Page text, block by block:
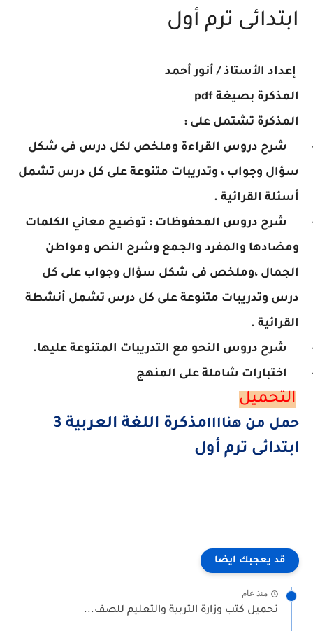
ابتدائى ترم أول
إعداد الأستاذ / أنور أحمد
المذكرة بصيغة pdf
المذكرة تشتمل على :
شرح دروس القراءة وملخص لكل درس فى شكل
سؤال وجواب ، وتدريبات متنوعة على كل درس تشمل
أسئلة القرائية .
شرح دروس المحفوظات : توضيح معاني الكلمات
ومضادها والمفرد والجمع وشرح النص ومواطن
الجمال ،وملخص فى شكل سؤال وجواب على كل
درس وتدريبات متنوعة على كل درس تشمل أنشطة
القرائية .
شرح دروس النحو مع التدريبات المتنوعة عليها.
اختبارات شاملة على المنهج
التحميل
حمل من هناااا
مذكرة اللغة العربية 3
ابتدائى ترم أول
قد يعجبك ايضا
منذ عام
تحميل كتب وزارة التربية والتعليم للصف...